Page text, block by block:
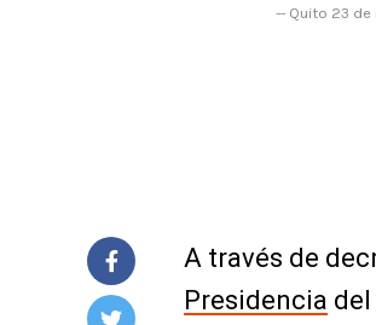
-- Quito 23 de
A través de
Presidencia del